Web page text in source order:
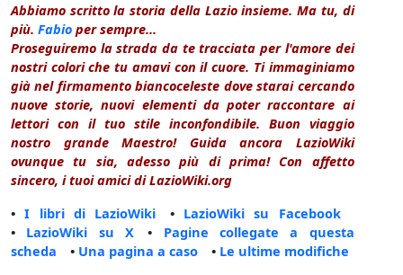
Abbiamo scritto la storia della Lazio insieme. Ma tu, di
più. Fabio per sempre...
Proseguiremo la strada da te tracciata per l'amore dei
nostri colori che tu amavi con il cuore. Ti immaginiamo
già nel firmamento biancoceleste dove starai cercando
nuove storie, nuovi elementi da poter raccontare ai
lettori con il tuo stile inconfondibile. Buon viaggio
nostro grande Maestro! Guida ancora LazioWiki
ovunque tu sia, adesso più di prima! Con affetto
sincero, i tuoi amici di LazioWiki.org
•I libri di LazioWiki • LazioWiki su Facebook
• LazioWiki su X • Pagine collegate a questa
scheda • Una pagina a caso • Le ultime modifiche